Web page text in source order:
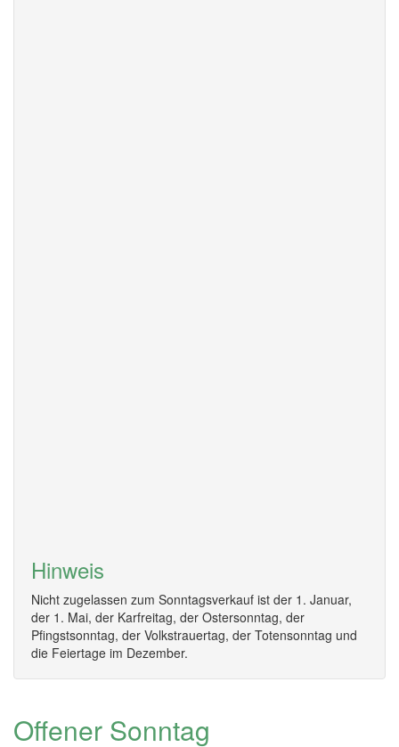
Hinweis
Nicht zugelassen zum Sonntagsverkauf ist der 1. Januar,
der 1. Mai, der Karfreitag, der Ostersonntag, der
Pfingstsonntag, der Volkstrauertag, der Totensonntag und
die Feiertage im Dezember.
Offener Sonntag